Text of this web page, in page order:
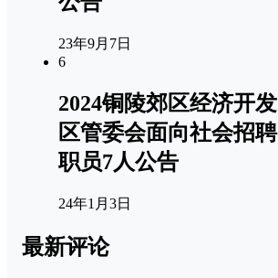
23年9月7日
6
2024铜陵郊区经济开发
区管委会面向社会招聘
职员7人公告
24年1月3日
最新评论